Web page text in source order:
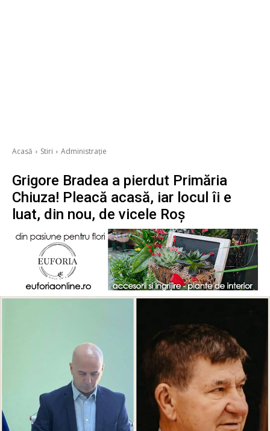
Acasă Stiri Administrație
Grigore Bradea a pierdut Primăria
Chiuza! Pleacă acasă, iar locul îi e
luat, din nou, de vicele Roș